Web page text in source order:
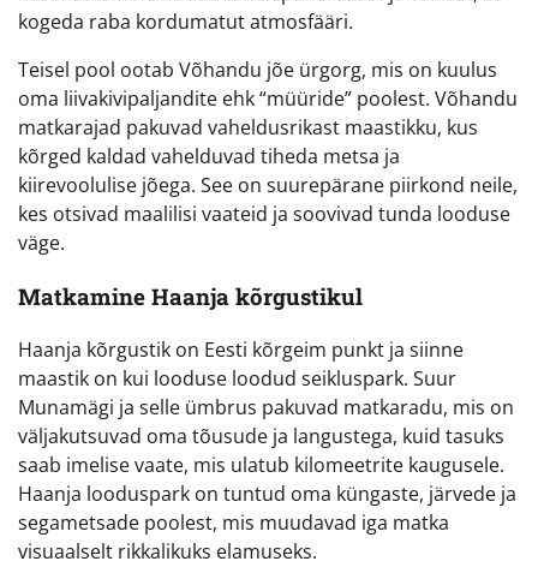
kogeda raba kordumatut atmosfääri.
Teisel pool ootab Võhandu jõe ürgorg, mis on kuulus
oma liivakivipaljandite ehk “müüride” poolest. Võhandu
matkarajad pakuvad vaheldusrikast maastikku, kus
kõrged kaldad vahelduvad tiheda metsa ja
kiirevoolulise jõega. See on suurepärane piirkond neile,
kes otsivad maalilisi vaateid ja soovivad tunda looduse
väge.
Matkamine Haanja kõrgustikul
Haanja kõrgustik on Eesti kõrgeim punkt ja siinne
maastik on kui looduse loodud seikluspark. Suur
Munamägi ja selle ümbrus pakuvad matkaradu, mis on
väljakutsuvad oma tõusude ja langustega, kuid tasuks
saab imelise vaate, mis ulatub kilomeetrite kaugusele.
Haanja looduspark on tuntud oma küngaste, järvede ja
segametsade poolest, mis muudavad iga matka
visuaalselt rikkalikuks elamuseks.